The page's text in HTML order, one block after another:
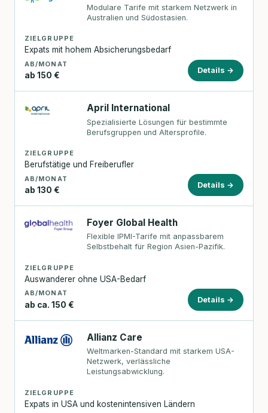
Modulare Tarife mit starkem Netzwerk in
Australien und Südostasien.
ZIELGRUPPE
Expats mit hohem Absicherungsbedarf
AB/MONAT
ab 150 €
Details →
April International
Spezialisierte Lösungen für bestimmte
Berufsgruppen und Altersprofile.
ZIELGRUPPE
Berufstätige und Freiberufler
AB/MONAT
ab 130 €
Details →
Foyer Global Health
Flexible IPMI-Tarife mit anpassbarem
Selbstbehalt für Region Asien-Pazifik.
ZIELGRUPPE
Auswanderer ohne USA-Bedarf
AB/MONAT
ab ca. 150 €
Details →
Allianz Care
Weltmarken-Standard mit starkem USA-
Netzwerk, verlässliche
Leistungsabwicklung.
ZIELGRUPPE
Expats in USA und kostenintensiven Ländern